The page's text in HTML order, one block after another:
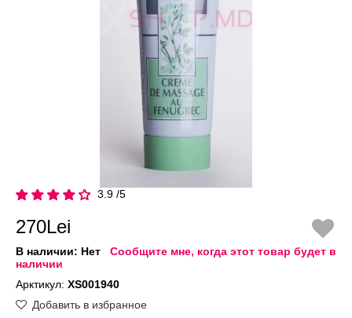
3.9 /5
270Lei
В наличии: Нет
Сообщите мне, когда этот товар будет в
наличии
Арктикул: XS001940
Добавить в избранное